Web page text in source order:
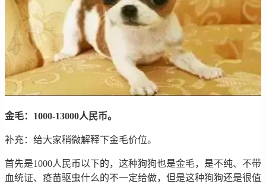
金毛：1000-13000人民币。
补充：给大家稍微解释下金毛价位。
首先是1000人民币以下的，这种狗狗也是金毛，是不纯、不带
血统证、疫苗驱虫什么的不一定给做，但是这种狗狗还是很值